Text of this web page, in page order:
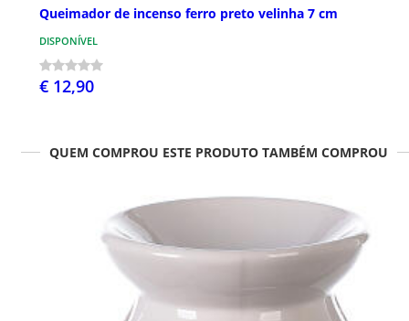
Queimador de incenso ferro preto velinha 7 cm
DISPONÍVEL
€ 12,90
QUEM COMPROU ESTE PRODUTO TAMBÉM COMPROU